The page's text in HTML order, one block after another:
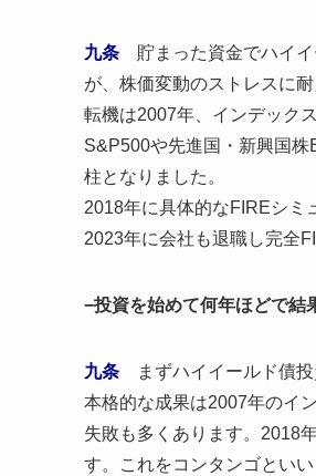
九条 貯まった資金でハイ
が、株価変動のストレスに
転機は2007年、インデック
S&P500や先進国・新興国
柱となりました。
2018年に具体的なFIREシミ
2023年に会社も退職し完全
−投資を始めて何年ほどで結
九条
まずハイイールド債
本格的な成果は2007年のイ
失敗も多くあります。2018
す。これをコンタンゴとい